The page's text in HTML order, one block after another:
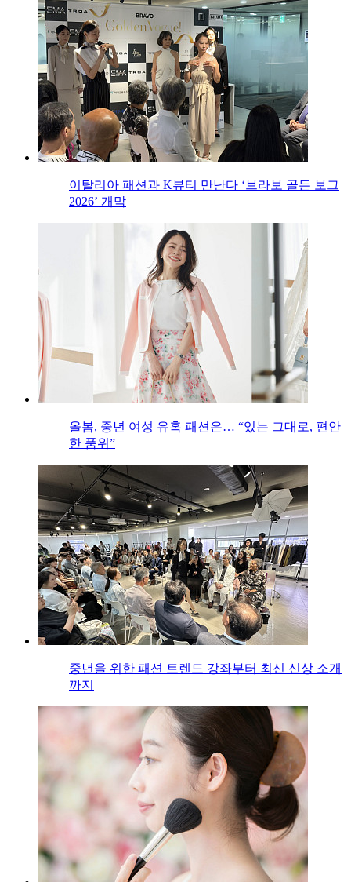
이탈리아 패션과 K뷰티 만난다 ‘브라보 골든 보그
2026’ 개막
올봄, 중년 여성 유혹 패션은… “있는 그대로, 편안
한 품위”
중년을 위한 패션 트렌드 강좌부터 최신 신상 소개
까지